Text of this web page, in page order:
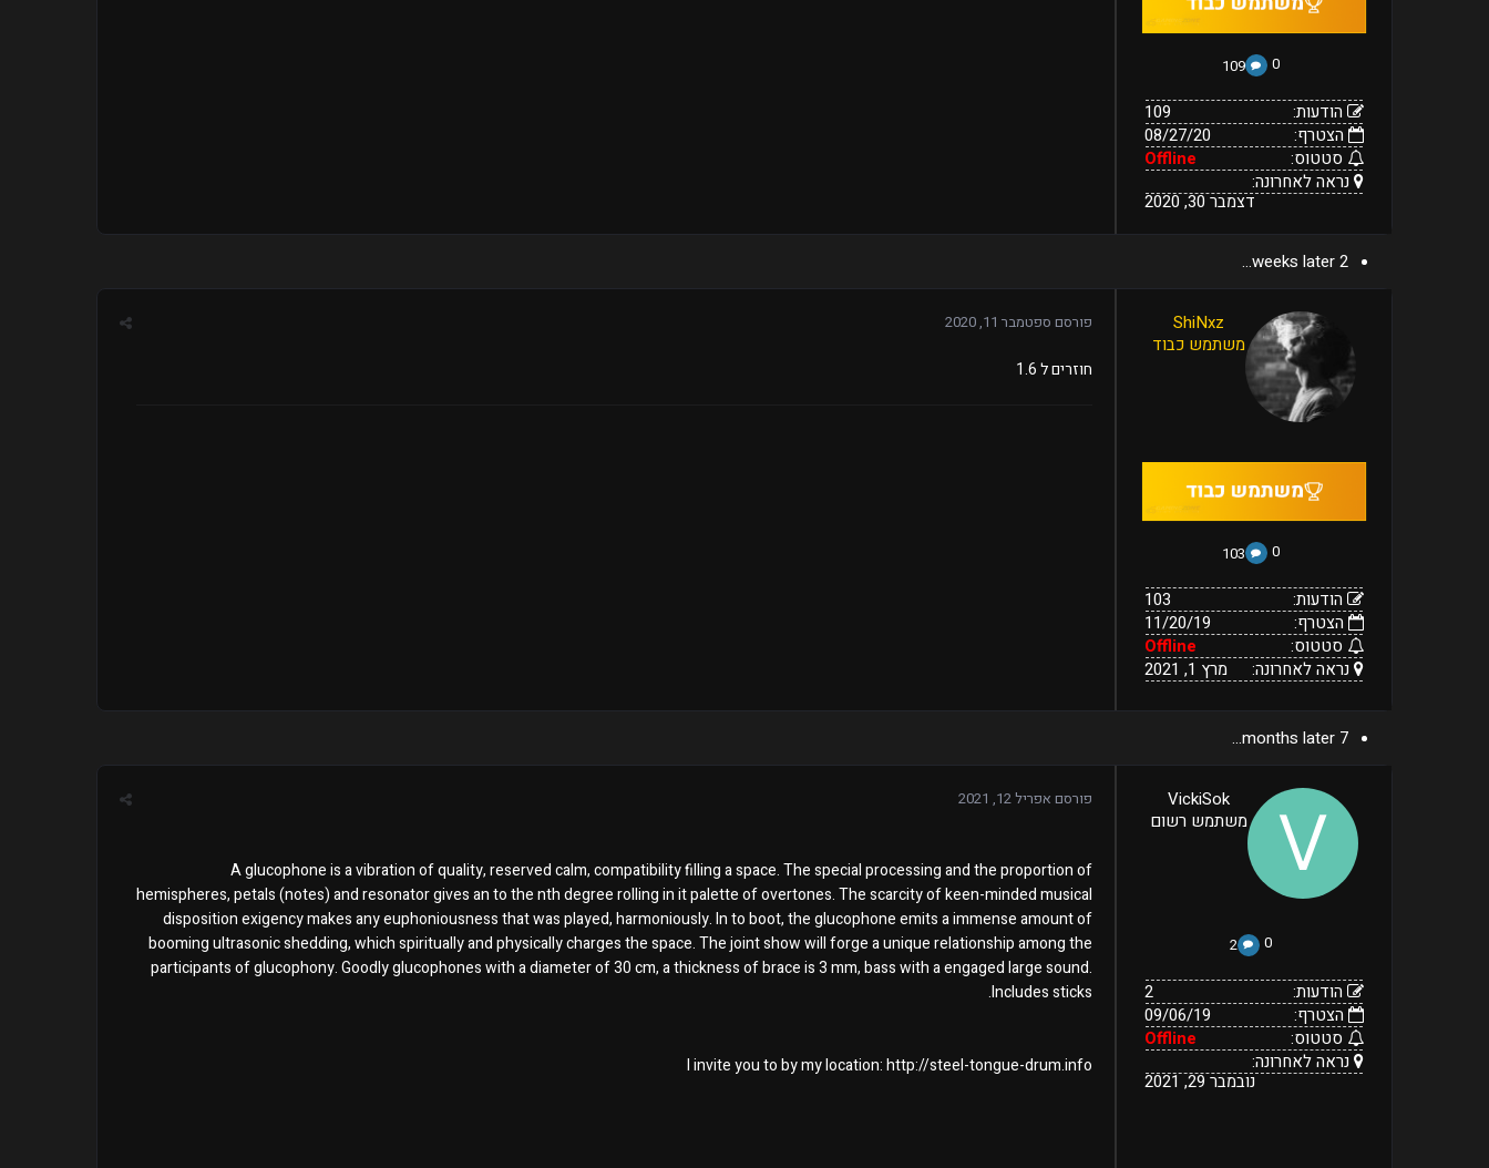
0
109
הודעות:
109
הצטרף:
08/27/20
סטטוס:
Offline
נראה לאחרונה:
דצמבר 30, 2020
2 weeks later...
הצטרף:
סטטוס:
Offline
נראה
לאחרונה:
מרץ
ShiNxz
משתמש כבוד
0
103
הודעות:
103
הצטרף:
11/20/19
סטטוס:
Offline
נראה לאחרונה:
מרץ 1, 2021
פורסם ספטמבר 11, 2020
חוזרים ל 1.6
7 months later...
הודעות:
הצטרף:
סטטוס:
Offline
נראה
לאחרונה:
נובמבר
VickiSok
משתמש רשום
0
2
הודעות:
2
הצטרף:
09/06/19
סטטוס:
Offline
נראה לאחרונה:
נובמבר 29, 2021
פורסם אפריל 12, 2021
A glucophone is a vibration of quality, reserved calm, compatibility filling a space. The special processing and the proportion of
hemispheres, petals (notes) and resonator gives an to the nth degree rolling in it palette of overtones. The scarcity of keen-minded musical
disposition exigency makes any euphoniousness that was played, harmoniously. In to boot, the glucophone emits a immense amount of
booming ultrasonic shedding, which spiritually and physically charges the space. The joint show will forge a unique relationship among the
participants of glucophony. Goodly glucophones with a diameter of 30 cm, a thickness of brace is 3 mm, bass with a engaged large sound.
Includes sticks.
I invite you to by my location: http://steel-tongue-drum.info